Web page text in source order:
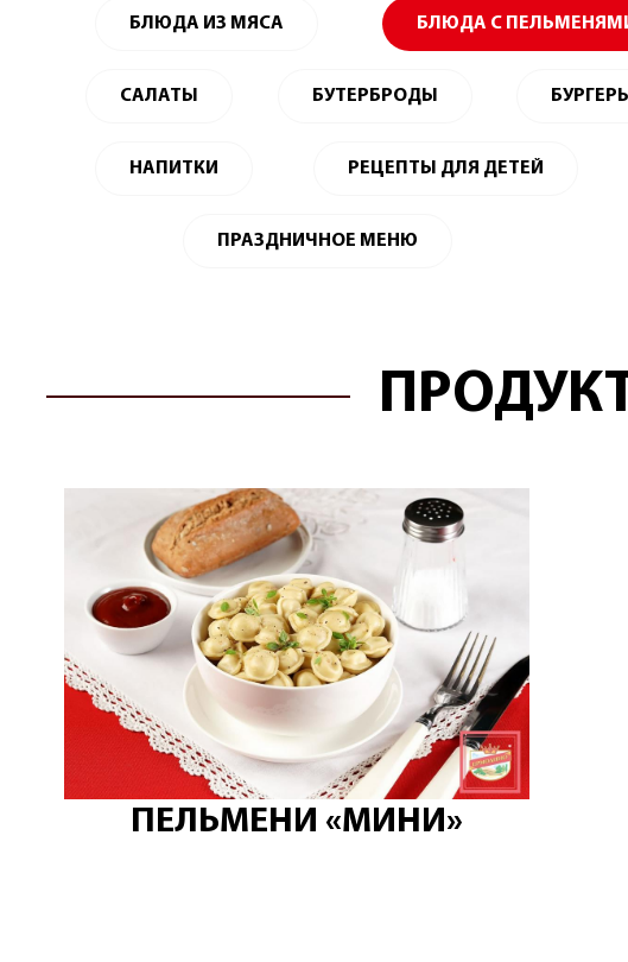
БЛЮДА ИЗ МЯСА БЛЮДА С
САЛАТЫ БУТЕРБРОДЫ БУРГЕРЫ
НАПИТКИ РЕЦЕПТЫ ДЛЯ ДЕТЕЙ
ПРАЗДНИЧНОЕ МЕНЮ
ПЕЛЬМЕНИ «МИНИ»